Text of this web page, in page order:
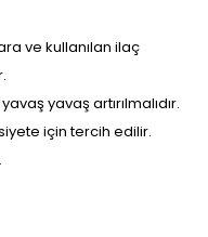
ve kullanılan ilaç
yavaş artırılmalıdır.
için tercih edilir.